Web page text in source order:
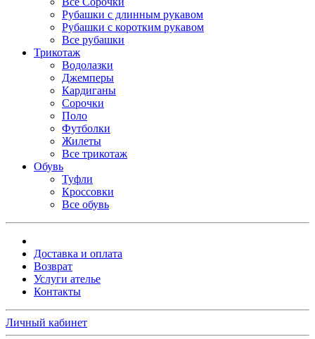
Рубашки с длинным рукавом
Рубашки с коротким рукавом
Все рубашки
Трикотаж
Водолазки
Джемперы
Кардиганы
Сорочки
Поло
Футболки
Жилеты
Все трикотаж
Обувь
Туфли
Кроссовки
Все обувь
Доставка и оплата
Возврат
Услуги ателье
Контакты
Личный кабинет